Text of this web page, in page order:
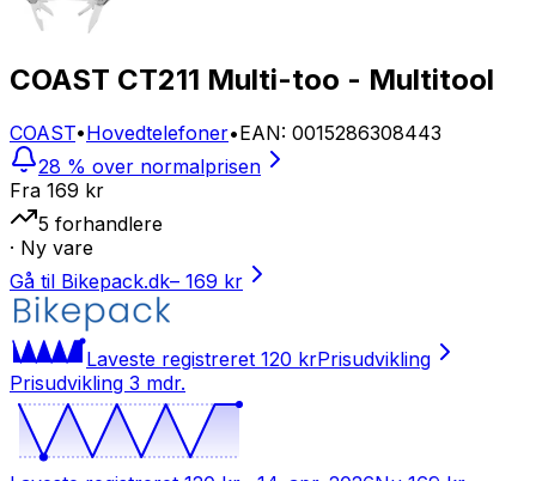
COAST CT211 Multi-too - Multitool
COAST•Hovedtelefoner•EAN: 0015286308443
28 % over normalprisen
Fra 169 kr
5 forhandlere
· Ny vare
Gå til Bikepack.dk– 169 kr
Laveste registreret 120 krPrisudvikling
Prisudvikling 3 mdr.